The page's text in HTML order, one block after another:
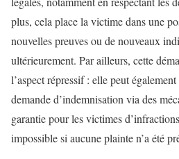
plus, cela place la victime dans une
nouvelles preuves ou de nouveaux
ultérieurement. Par ailleurs, cette
l’aspect répressif : elle peut
demande d’indemnisation via des
garantie pour les victimes
impossible si aucune plainte n’a été